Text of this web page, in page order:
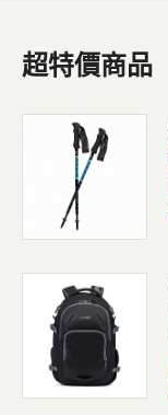
超特價商品